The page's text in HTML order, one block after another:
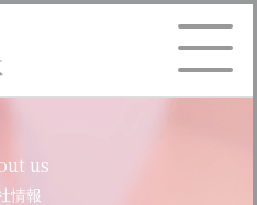
い合わせ
us
情報